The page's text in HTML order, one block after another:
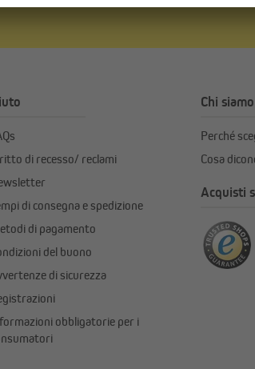
di recesso/ reclami
di consegna e spedizione
di pagamento
del buono
di sicurezza
obbligatorie per i
Chi siamo
Perché
Cosa
Acquisti